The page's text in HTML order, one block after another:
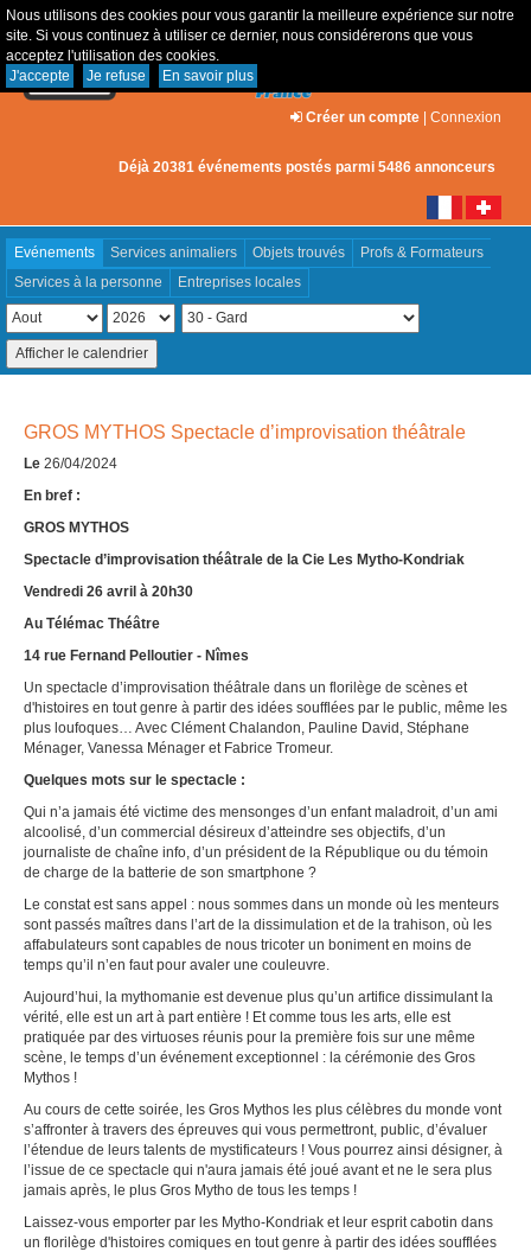
Nous utilisons des cookies pour vous garantir la meilleure expérience sur notre
site. Si vous continuez à utiliser ce dernier, nous considérerons que vous
acceptez l'utilisation des cookies.
J'accepte
Je refuse En savoir plus
Créer un compte | Connexion
Déjà 20381 événements postés parmi 5486 annonceurs
Evénements Services animaliers Objets trouvés
Profs & Formateurs
Services à la personne
Entreprises locales
GROS MYTHOS Spectacle d’improvisation théâtrale
Le 26/04/2024
En bref :
GROS MYTHOS
Spectacle d’improvisation théâtrale de la Cie Les Mytho-Kondriak
Vendredi 26 avril à 20h30
Au Télémac Théâtre
14 rue Fernand Pelloutier - Nîmes
Un spectacle d’improvisation théâtrale dans un florilège de scènes et
d'histoires en tout genre à partir des idées soufflées par le public, même les
plus loufoques… Avec Clément Chalandon, Pauline David, Stéphane
Ménager, Vanessa Ménager et Fabrice Tromeur.
Quelques mots sur le spectacle :
Qui n’a jamais été victime des mensonges d’un enfant maladroit, d’un ami
alcoolisé, d’un commercial désireux d’atteindre ses objectifs, d’un
journaliste de chaîne info, d’un président de la République ou du témoin
de charge de la batterie de son smartphone ?
Le constat est sans appel : nous sommes dans un monde où les menteurs
sont passés maîtres dans l’art de la dissimulation et de la trahison, où les
affabulateurs sont capables de nous tricoter un boniment en moins de
temps qu’il n’en faut pour avaler une couleuvre.
Aujourd’hui, la mythomanie est devenue plus qu’un artifice dissimulant la
vérité, elle est un art à part entière ! Et comme tous les arts, elle est
pratiquée par des virtuoses réunis pour la première fois sur une même
scène, le temps d’un événement exceptionnel : la cérémonie des Gros
Mythos !
Au cours de cette soirée, les Gros Mythos les plus célèbres du monde vont
s’affronter à travers des épreuves qui vous permettront, public, d’évaluer
l’étendue de leurs talents de mystificateurs ! Vous pourrez ainsi désigner, à
l’issue de ce spectacle qui n'aura jamais été joué avant et ne le sera plus
jamais après, le plus Gros Mytho de tous les temps !
Laissez-vous emporter par les Mytho-Kondriak et leur esprit cabotin dans
un florilège d'histoires comiques en tout genre à partir des idées soufflées